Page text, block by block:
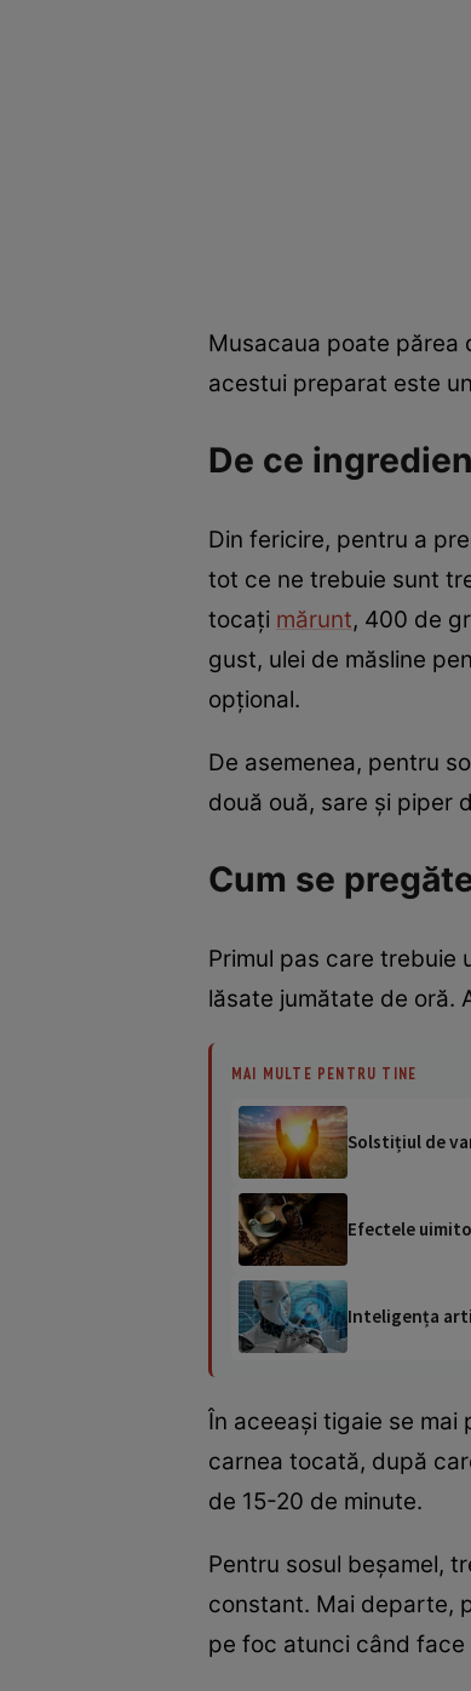
Musacaua poate părea
acestui preparat este
De ce
Din fericire, pentru a
tot ce ne trebuie sunt
tocați mărunt, 400 de
gust, ulei de măsline
opțional.
De asemenea, pentru
două ouă, sare și piper
Cum se
Primul pas care trebuie
lăsate jumătate de oră.
MAI MULTE PENTRU TINE
Solstițiul de
Efectele
Inteligența
În aceeași tigaie se
carnea tocată, după
de 15-20 de minute.
Pentru sosul beșamel,
constant. Mai departe,
pe foc atunci când face